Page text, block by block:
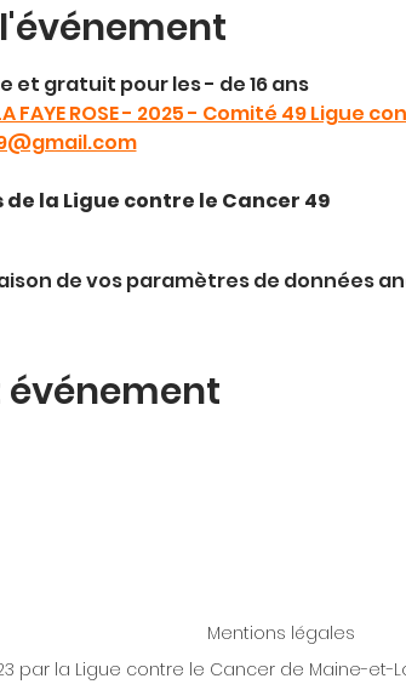
et gratuit pour les - de 16 ans
FAYE ROSE - 2025 - Comité 49 Ligue
la Ligue contre le Cancer 49
de vos paramètres de données
Mentions légales
par la Ligue contre le Cancer de Maine-et-